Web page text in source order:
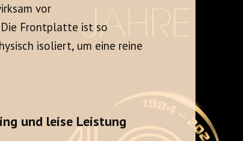
vor
Frontplatte ist so
isoliert, um eine reine
und leise Leistung